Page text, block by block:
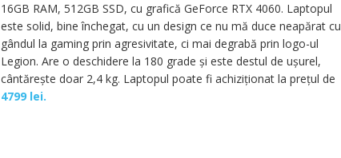
16GB RAM, 512GB SSD, cu grafică GeForce RTX 4060. Laptopul
este solid, bine închegat, cu un design ce nu mă duce neapărat cu
gândul la gaming prin agresivitate, ci mai degrabă prin logo-ul
Legion. Are o deschidere la 180 grade și este destul de ușurel,
cântărește doar 2,4 kg. Laptopul poate fi achiziționat la prețul de
4799 lei.